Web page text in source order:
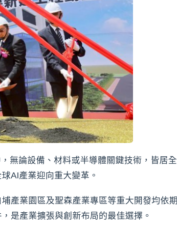
無論設備、材料或半導體關鍵技術，皆居全
AI產業迎向重大變革。
產業園區及聖森產業專區等重大開發均依期
是產業擴張與創新布局的最佳選擇。